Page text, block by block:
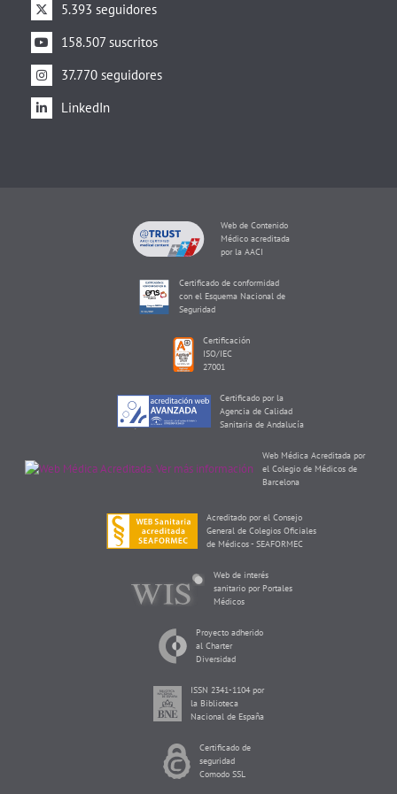
5.393 seguidores
158.507 suscritos
37.770 seguidores
LinkedIn
Web de Contenido
Médico acreditada
por la AACI
Certificado de conformidad
con el Esquema Nacional de
Seguridad
Certificación
ISO/IEC
27001
Certificado por la
Agencia de Calidad
Sanitaria de Andalucía
Web Médica Acreditada por
el Colegio de Médicos de
Barcelona
Acreditado por el Consejo
General de Colegios Oficiales
de Médicos - SEAFORMEC
Web de interés
sanitario por Portales
Médicos
Proyecto adherido
al Charter
Diversidad
ISSN 2341-1104 por
la Biblioteca
Nacional de España
Certificado de
seguridad
Comodo SSL